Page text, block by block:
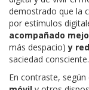
demostrado que la
por estímulos
acompañado
más despacio)y
saciedad consciente.
En contraste,